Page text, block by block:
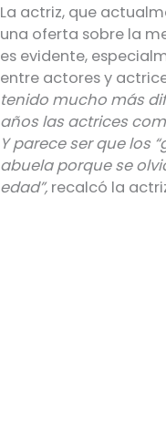
La actriz, que
una oferta sobre la
es evidente,
entre actores y
tenido mucho más
años las actrices
Y parece ser que los
abuela porque se
edad”, recalcó la